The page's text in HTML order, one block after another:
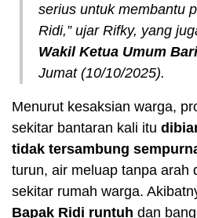
serius untuk membantu
Ridi,” ujar Rifky, yang
Wakil Ketua Umum
Jumat (10/10/2025).
Menurut kesaksian warga,
sekitar bantaran kali itu
tidak tersambung
turun, air meluap tanpa arah
sekitar rumah warga.
Bapak Ridi runtuh dan